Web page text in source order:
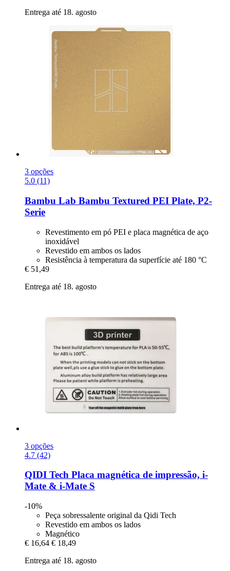
Entrega até 18. agosto
3 opções
5.0 (11)
Bambu Lab Bambu Textured PEI Plate, P2-​
Serie
Revestimento em pó PEI e placa magnética de aço
inoxidável
Revestido em ambos os lados
Resistência à temperatura da superfície até 180 °C
€ 51,49
Entrega até 18. agosto
3 opções
4.7 (42)
QIDI Tech Placa magnética de impressão, i-​
Mate & i-​Mate S
-10%
Peça sobressalente original da Qidi Tech
Revestido em ambos os lados
Magnético
€ 16,64 € 18,49
Entrega até 18. agosto